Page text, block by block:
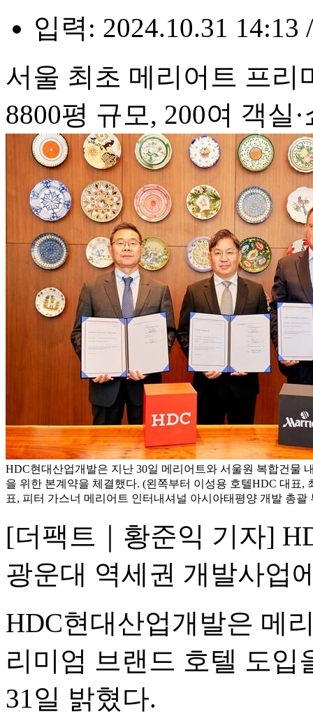
입력: 2024.10.31 14:13
서울 최초 메리어트 프리
8800평 규모, 200여 객실
HDC현대산업개발은 지난 30일 메리어트와 서울원 복합건물
을 위한 본계약을 체결했다. (왼쪽부터 이성용 호텔HDC 대표,
표, 피터 가스너 메리어트 인터내셔널 아시아태평양 개발 총괄
[더팩트｜황준익 기자]
광운대 역세권 개발사업
HDC현대산업개발은 메
리미엄 브랜드 호텔 도입
31일 밝혔다.